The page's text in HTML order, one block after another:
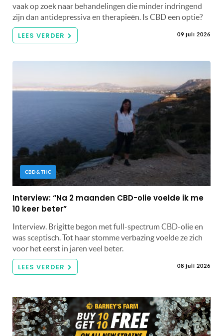
vaak op zoek naar behandelingen die minder indringend
zijn dan antidepressiva en therapieën. Is CBD een optie?
LEES VERDER 09 juli 2026
CBD & THC
Interview: “Na 2 maanden CBD-olie voelde ik me
10 keer beter”
Interview. Brigitte begon met full-spectrum CBD-olie en
was sceptisch. Tot haar stomme verbazing voelde ze zich
voor het eerst in jaren veel beter.
LEES VERDER 08 juli 2026